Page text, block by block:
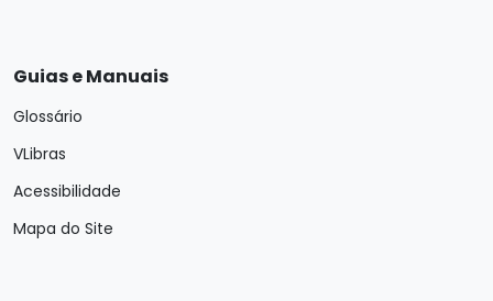
Guias e Manuais
Glossário
VLibras
Acessibilidade
Mapa do Site